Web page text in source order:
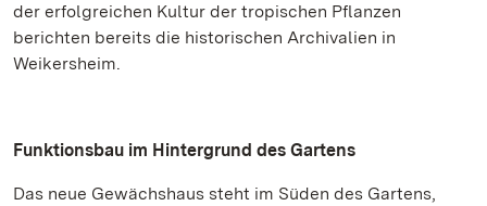
der erfolgreichen Kultur der tropischen Pflanzen
berichten bereits die historischen Archivalien in
Weikersheim.
Funktionsbau im Hintergrund des Gartens
Das neue Gewächshaus steht im Süden des Gartens,